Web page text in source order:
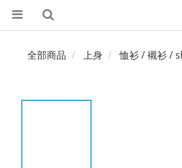
全部商品 上身 恤衫 / 襯衫 /